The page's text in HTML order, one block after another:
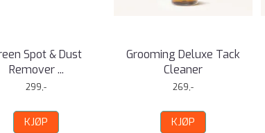
Spot & Dust
Remover ...
299,-
KJØP
Grooming Deluxe Tack
Cleaner
269,-
KJØP